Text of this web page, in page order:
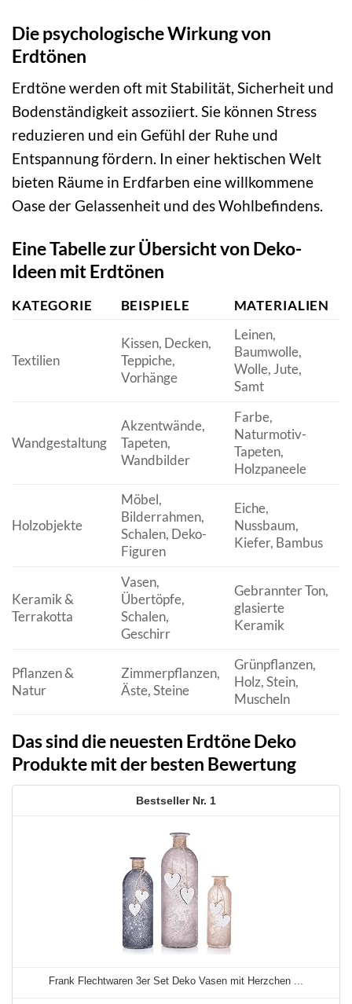
Die psychologische Wirkung von
Erdtönen
Erdtöne werden oft mit Stabilität, Sicherheit und
Bodenständigkeit assoziiert. Sie können Stress
reduzieren und ein Gefühl der Ruhe und
Entspannung fördern. In einer hektischen Welt
bieten Räume in Erdfarben eine willkommene
Oase der Gelassenheit und des Wohlbefindens.
Eine Tabelle zur Übersicht von Deko-
Ideen mit Erdtönen
KATEGORIE BEISPIELE MATERIALIEN
Textilien
Kissen, Decken,
Teppiche,
Vorhänge
Leinen,
Baumwolle,
Wolle, Jute,
Samt
Wandgestaltung
Akzentwände,
Tapeten,
Wandbilder
Farbe,
Naturmotiv-
Tapeten,
Holzpaneele
Holzobjekte
Möbel,
Bilderrahmen,
Schalen, Deko-
Figuren
Eiche,
Nussbaum,
Kiefer, Bambus
Keramik &
Terrakotta
Vasen,
Übertöpfe,
Schalen,
Geschirr
Gebrannter Ton,
glasierte
Keramik
Pflanzen &
Natur
Zimmerpflanzen,
Äste, Steine
Grünpflanzen,
Holz, Stein,
Muscheln
Das sind die neuesten Erdtöne Deko
Produkte mit der besten Bewertung
1
Frank Flechtwaren 3er Set Deko Vasen mit Herzchen ...